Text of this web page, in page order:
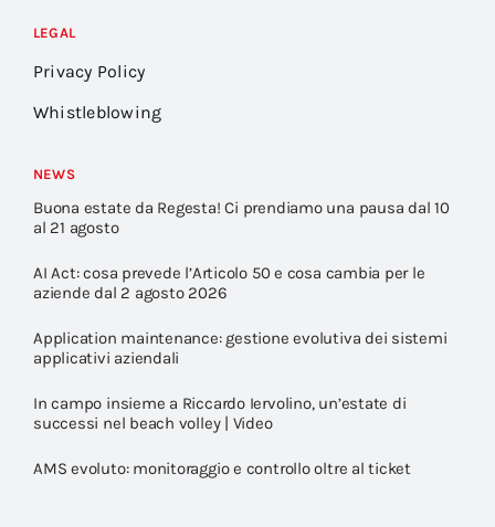
LEGAL
Privacy Policy
Whistleblowing
NEWS
Buona estate da Regesta! Ci prendiamo una pausa dal 10
al 21 agosto
AI Act: cosa prevede l’Articolo 50 e cosa cambia per le
aziende dal 2 agosto 2026
Application maintenance: gestione evolutiva dei sistemi
applicativi aziendali
In campo insieme a Riccardo Iervolino, un’estate di
successi nel beach volley | Video
AMS evoluto: monitoraggio e controllo oltre al ticket